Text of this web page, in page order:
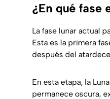
¿En qué fase
La fase lunar actual
Esta es la primera
después del
En esta etapa, la
permanece oscura,